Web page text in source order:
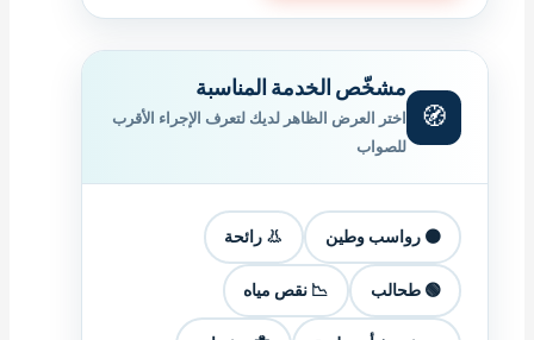
🧭
مشخّص الخدمة المناسبة
اختر العرض الظاهر لديك لتعرف الإجراء الأقرب
للصواب
🟤 رواسب وطين 👃 رائحة
🟢 طحالب 📉 نقص مياه